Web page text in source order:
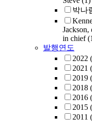
박나
Jackson,
in chief
발행연도
2022
2021
2019
2018
2016
2015
2011